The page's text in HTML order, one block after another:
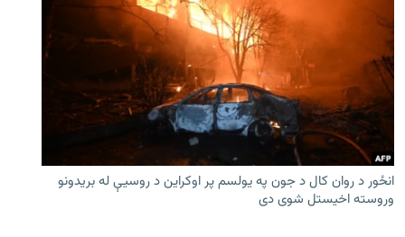
انځور د روان کال د جون په یولسم پر اوکراین د روسیې له بریدونو
وروسته اخیستل شوی دی